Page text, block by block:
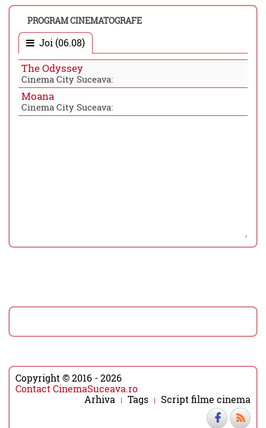
PROGRAM CINEMATOGRAFE
Joi (06.08)
The Odyssey
Cinema City Suceava:
Moana
Cinema City Suceava:
Copyright © 2016 - 2026
Contact CinemaSuceava.ro
Arhiva
Tags Script filme cinema